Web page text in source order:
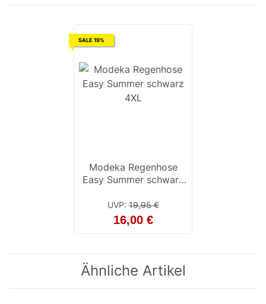
SALE 19%
Modeka Regenhose
Easy Summer schwarz
UVP:19,95 €
16,00 €
Ähnliche Artikel